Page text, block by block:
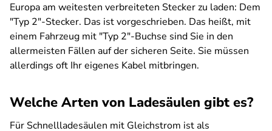
Europa am weitesten verbreiteten Stecker zu laden: Dem
"Typ 2"-Stecker. Das ist vorgeschrieben. Das heißt, mit
einem Fahrzeug mit "Typ 2"-Buchse sind Sie in den
allermeisten Fällen auf der sicheren Seite. Sie müssen
allerdings oft Ihr eigenes Kabel mitbringen.
Welche Arten von Ladesäulen gibt es?
Für Schnellladesäulen mit Gleichstrom ist als